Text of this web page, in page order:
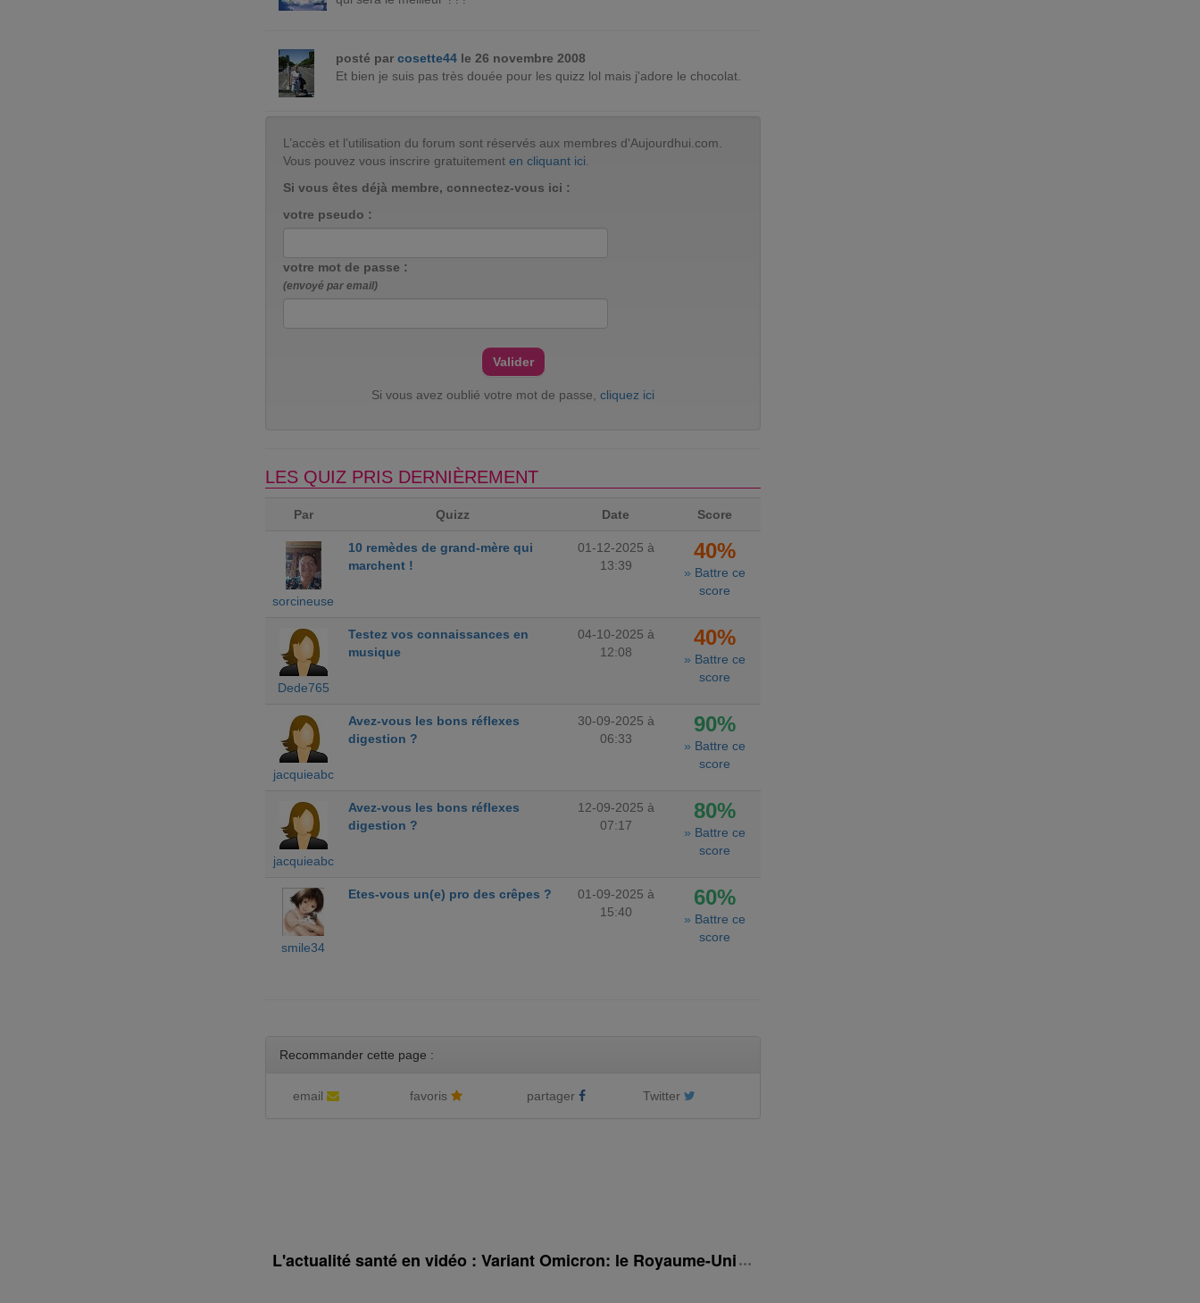
posté parcosette44 le 26 novembre 2008
Et bien je suis pas très douée pour les quizz lol mais j'adore le chocolat.
L’accès et l’utilisation du forum sont réservés aux membres d'Aujourdhui.com.
Vous pouvez vous inscrire gratuitement en cliquant ici.
Si vous êtes déjà membre, connectez-vous ici :
votre pseudo :
votre mot de passe :
(envoyé par email)
Si vous avez oublié votre mot de passe, cliquez ici
LES QUIZ PRIS DERNIÈREMENT
Par Quizz Date Score
sorcineuse
10 remèdes de grand-mère qui
marchent !
01-12-2025 à
13:39
40%
» Battre ce
score
Dede765
Testez vos connaissances en
musique
04-10-2025 à
12:08
40%
» Battre ce
score
jacquieabc
Avez-vous les bons réflexes
digestion ?
30-09-2025 à
06:33
90%
» Battre ce
score
jacquieabc
Avez-vous les bons réflexes
digestion ?
12-09-2025 à
07:17
80%
» Battre ce
score
smile34
Etes-vous un(e) pro des crêpes ?
01-09-2025 à
15:40
60%
» Battre ce
score
Recommander cette page :
email favoris partager Twitter
L'actualité santé en vidéo : Variant Omicron: le Royaume-Uni rehausse son niveau d'alerte, une première en 7 mois